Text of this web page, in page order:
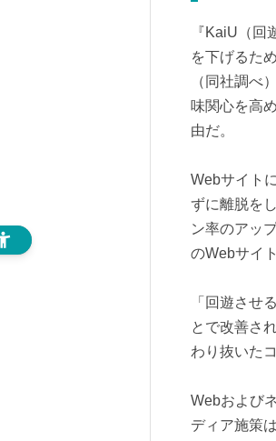
『KaiU（
を下げるた
（同社調べ
味関心を高
由だ。
Webサイト
ずに離脱を
ン率のアッ
のWebサイ
「回遊させ
とで改善さ
わり抜いた
Webおよび
ディア施策